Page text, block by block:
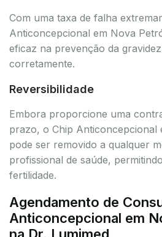
Com uma taxa de falha
Anticoncepcional em Nova
eficaz na prevenção da
corretamente.
Reversibilidade
Embora proporcione uma
prazo, o Chip Anticoncepcional
pode ser removido a qualquer
profissional de saúde,
fertilidade.
Agendamento de
Anticoncepcional em
na Dr. Lumimed